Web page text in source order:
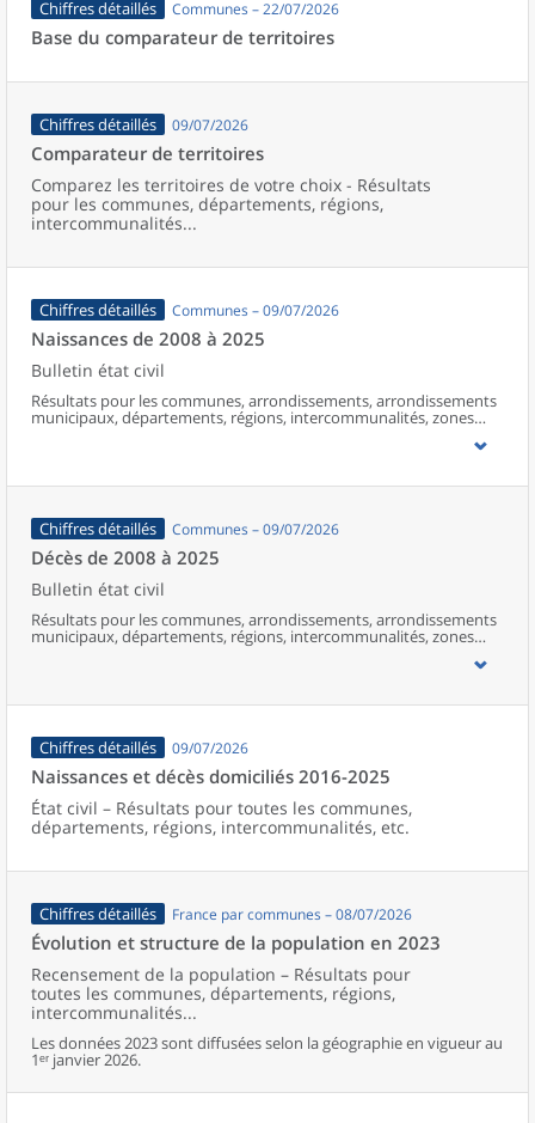
Chiffres détaillés Communes – 22/07/2026
Base du comparateur de territoires
Chiffres détaillés 09/07/2026
Comparateur de territoires
Comparez les territoires de votre choix - Résultats
pour les communes, départements, régions,
intercommunalités...
Chiffres détaillés Communes – 09/07/2026
Naissances de 2008 à 2025
Bulletin état civil
Résultats pour les communes, arrondissements, arrondissements
municipaux, départements, régions, intercommunalités, zones
d’emploi, bassins de vie, unités urbaines et aires d’attraction des
Chiffres détaillés Communes – 09/07/2026
Décès de 2008 à 2025
Bulletin état civil
Résultats pour les communes, arrondissements, arrondissements
municipaux, départements, régions, intercommunalités, zones
d’emploi, bassins de vie, unités urbaines et aires d’attraction des
Chiffres détaillés 09/07/2026
Naissances et décès domiciliés 2016-2025
État civil – Résultats pour toutes les communes,
départements, régions, intercommunalités, etc.
Chiffres détaillés France par communes – 08/07/2026
Évolution et structure de la population en 2023
Recensement de la population – Résultats pour
toutes les communes, départements, régions,
intercommunalités...
Les données 2023 sont diffusées selon la géographie en vigueur au
1ᵉʳ janvier 2026.